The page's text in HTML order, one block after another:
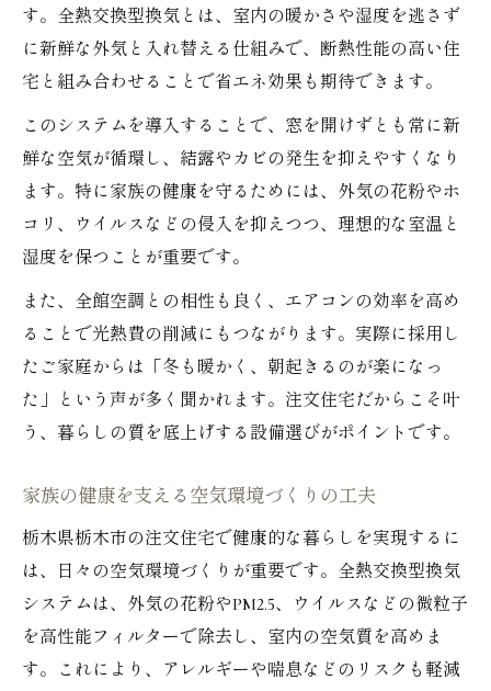
す。全熱交換型換気とは、室内の暖かさや湿度を逃さず
に新鮮な外気と入れ替える仕組みで、断熱性能の高い住
宅と組み合わせることで省エネ効果も期待できます。
このシステムを導入することで、窓を開けずとも常に新
鮮な空気が循環し、結露やカビの発生を抑えやすくなり
ます。特に家族の健康を守るためには、外気の花粉やホ
コリ、ウイルスなどの侵入を抑えつつ、理想的な室温と
湿度を保つことが重要です。
また、全館空調との相性も良く、エアコンの効率を高め
ることで光熱費の削減にもつながります。実際に採用し
たご家庭からは「冬も暖かく、朝起きるのが楽になっ
た」という声が多く聞かれます。注文住宅だからこそ叶
う、暮らしの質を底上げする設備選びがポイントです。
家族の健康を支える空気環境づくりの工夫
栃木県栃木市の注文住宅で健康的な暮らしを実現するに
は、日々の空気環境づくりが重要です。全熱交換型換気
システムは、外気の花粉やPM2.5、ウイルスなどの微粒子
を高性能フィルターで除去し、室内の空気質を高めま
す。これにより、アレルギーや喘息などのリスクも軽減